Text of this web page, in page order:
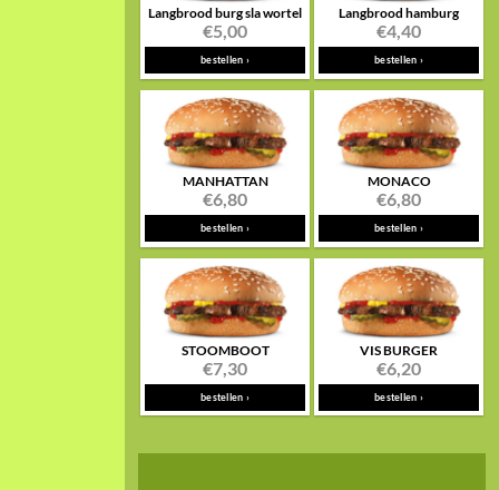
Langbrood burg sla wortel
€5,00
bestellen ›
Langbrood hamburg
€4,40
bestellen ›
MANHATTAN
€6,80
bestellen ›
MONACO
€6,80
bestellen ›
STOOMBOOT
€7,30
bestellen ›
VIS BURGER
€6,20
bestellen ›